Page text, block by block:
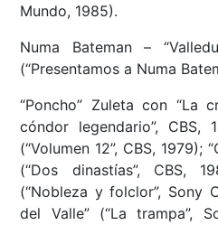
Mundo, 1985).
Numa Bateman –
(“Presentamos a Numa
“Poncho” Zuleta con “La
cóndor legendario”, CBS,
(“Volumen 12”, CBS, 1979);
(“Dos dinastías”, CBS,
(“Nobleza y folclor”, Sony
del Valle” (“La trampa”,